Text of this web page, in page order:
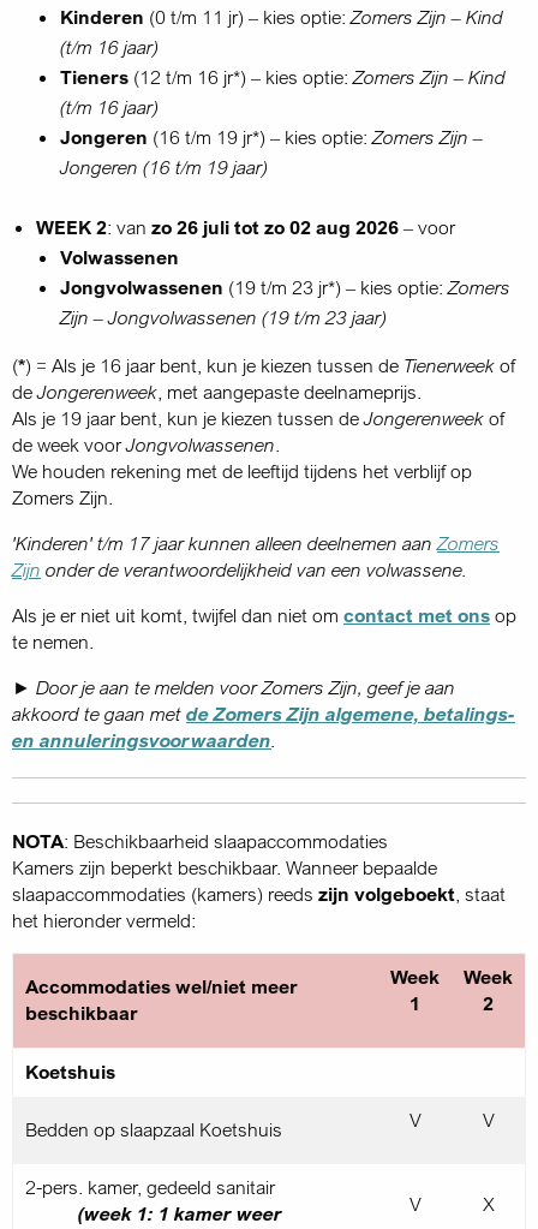
Kinderen (0 t/m 11 jr) – kies optie:Zomers Zijn – Kind
(t/m 16 jaar)
Tieners (12 t/m 16 jr*) – kies optie:Zomers Zijn – Kind
(t/m 16 jaar)
Jongeren (16 t/m 19 jr*) – kies optie:Zomers Zijn –
Jongeren (16 t/m 19 jaar)
WEEK 2: van zo 26 juli tot zo 02 aug 2026 – voor
Volwassenen
Jongvolwassenen (19 t/m 23 jr*) – kies optie:Zomers
Zijn – Jongvolwassenen (19 t/m 23 jaar)
(*) = Als je 16 jaar bent, kun je kiezen tussen de Tienerweek of
deJongerenweek, met aangepaste deelnameprijs.
Als je 19 jaar bent, kun je kiezen tussen deJongerenweek of
de week voorJongvolwassenen.
We houden rekening met de leeftijd tijdens het verblijf op
Zomers Zijn.
'Kinderen' t/m 17 jaar kunnen alleen deelnemen aanZomers
Zijn onder de verantwoordelijkheid van een volwassene.
Als je er niet uit komt, twijfel dan niet om contact met ons op
te nemen.
► Door je aan te melden voor Zomers Zijn, geef je aan
akkoord te gaan met de Zomers Zijn algemene, betalings-
en annulerings­voorwaarden.
NOTA: Beschikbaarheid slaapaccommodaties
Kamers zijn beperkt beschikbaar. Wanneer bepaalde
slaapaccommodaties (kamers) reeds zijn volgeboekt, staat
het hieronder vermeld:
Accommodaties wel/niet meer
beschikbaar
Week
1
Week
2
Koetshuis
Bedden op slaapzaal Koetshuis V V
2-pers. kamer, gedeeld sanitair
(week 1: 1 kamer weer
V X